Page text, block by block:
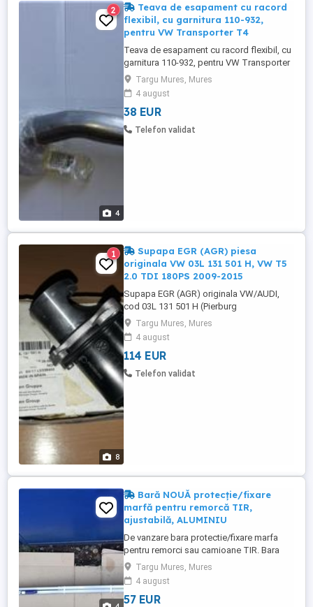
4
2
Teava de esapament cu racord
flexibil, cu garnitura 110-932,
pentru VW Transporter T4
Teava de esapament cu racord flexibil, cu
garnitura 110-932, pentru VW Transporter
T4. Produs nou. Nu stiu exact pentru ce
motorizare se potriveste.
Targu Mures, Mures
4 august
38 EUR
Telefon validat
8
1
Supapa EGR (AGR) piesa
originala VW 03L 131 501 H, VW T5
2.0 TDI 180PS 2009-2015
Supapa EGR (AGR) originala VW/AUDI,
cod 03L 131 501 H (Pierburg
7.03196.01.0), pentru VW Transporter (T5)
an fabricatie 2009 - 2015, 2.0TDI 180 PS.
Piesa NOUA originala VW, in ambalaj
original (putin deteriorat). Piesa
compatibila cu urmatoarele modele si
Targu Mures, Mures
4 august
114 EUR
Telefon validat
Bară NOUĂ protecție/fixare
marfă pentru remorcă TIR,
ajustabilă, ALUMINIU
De vanzare bara protectie/fixare marfa
pentru remorci sau camioane TIR. Bara
este confectionata din aluminiu, este
ajustabila. Banuiesc ca sunt adjustabile
intre 2,4 si 2,7 metri, nu am desfacut-o sa
o masor, dar este pentru trailer. Dimensiuni
Targu Mures, Mures
4 august
57 EUR